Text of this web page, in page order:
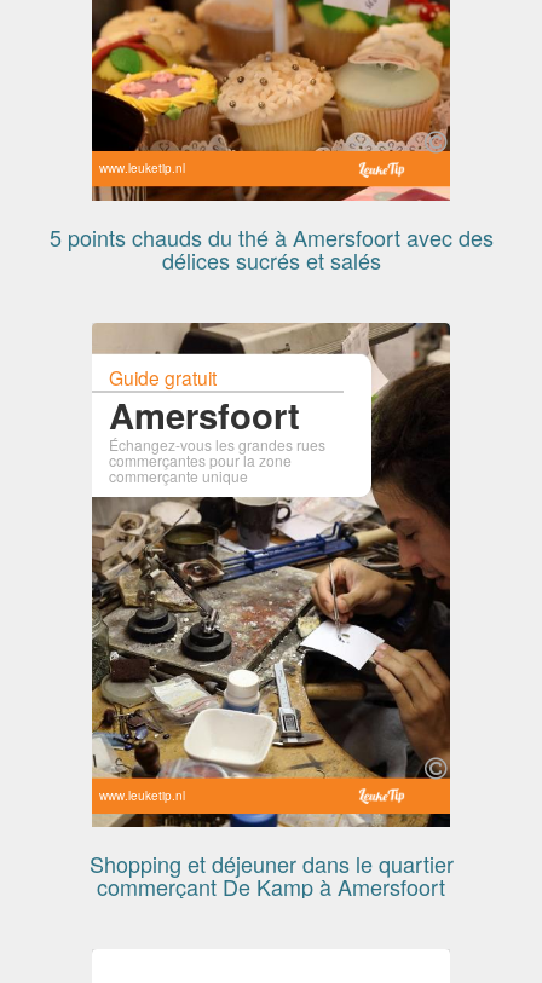
www.leuketip.nl
5 points chauds du thé à Amersfoort avec des
délices sucrés et salés
Guide gratuit
Amersfoort
Échangez-vous les grandes rues
commerçantes pour la zone
commerçante unique
www.leuketip.nl
Shopping et déjeuner dans le quartier
commerçant De Kamp à Amersfoort